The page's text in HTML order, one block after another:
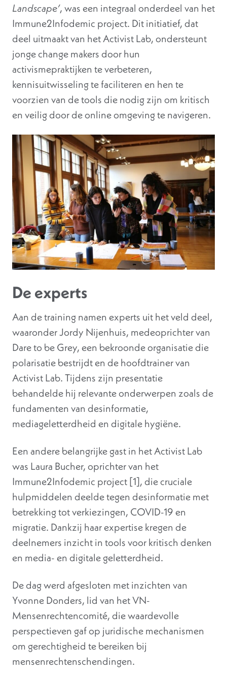
Landscape’, was een integraal onderdeel van het
Immune2Infodemic project. Dit initiatief, dat
deel uitmaakt van het Activist Lab, ondersteunt
jonge change makers door hun
activismepraktijken te verbeteren,
kennisuitwisseling te faciliteren en hen te
voorzien van de tools die nodig zijn om kritisch
en veilig door de online omgeving te navigeren.
De experts
Aan de training namen experts uit het veld deel,
waaronder Jordy Nijenhuis, medeoprichter van
Dare to be Grey, een bekroonde organisatie die
polarisatie bestrijdt en de hoofdtrainer van
Activist Lab. Tijdens zijn presentatie
behandelde hij relevante onderwerpen zoals de
fundamenten van desinformatie,
mediageletterdheid en digitale hygiëne.
Een andere belangrijke gast in het Activist Lab
was Laura Bucher, oprichter van het
Immune2Infodemic project [1], die cruciale
hulpmiddelen deelde tegen desinformatie met
betrekking tot verkiezingen, COVID-19 en
migratie. Dankzij haar expertise kregen de
deelnemers inzicht in tools voor kritisch denken
en media- en digitale geletterdheid.
De dag werd afgesloten met inzichten van
Yvonne Donders, lid van het VN-
Mensenrechtencomité, die waardevolle
perspectieven gaf op juridische mechanismen
om gerechtigheid te bereiken bij
mensenrechtenschendingen.